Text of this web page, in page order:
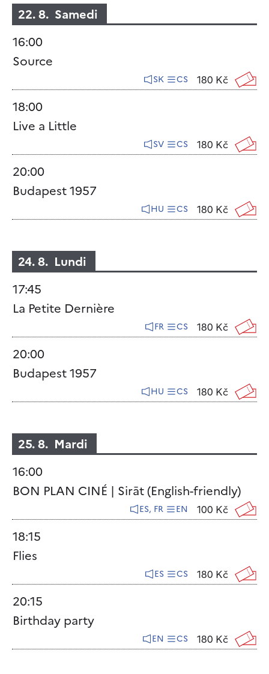
22. 8. Samedi
16:00
Source
SK CS 180 Kč
18:00
Live a Little
SV CS 180 Kč
20:00
Budapest 1957
HU CS 180 Kč
24. 8. Lundi
17:45
La Petite Dernière
FR CS 180 Kč
20:00
Budapest 1957
HU CS 180 Kč
25. 8. Mardi
16:00
BON PLAN CINÉ | Sirāt (English-friendly)
ES, FR EN 100 Kč
18:15
Flies
ES CS 180 Kč
20:15
Birthday party
EN CS 180 Kč